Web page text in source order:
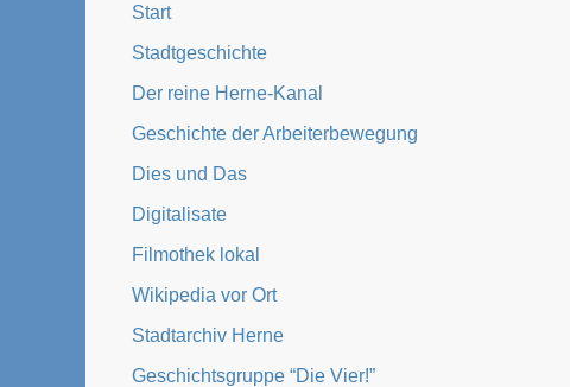
Start
Stadtgeschichte
Der reine Herne-Kanal
Geschichte der Arbeiterbewegung
Dies und Das
Digitalisate
Filmothek lokal
Wikipedia vor Ort
Stadtarchiv Herne
Geschichtsgruppe “Die Vier!”